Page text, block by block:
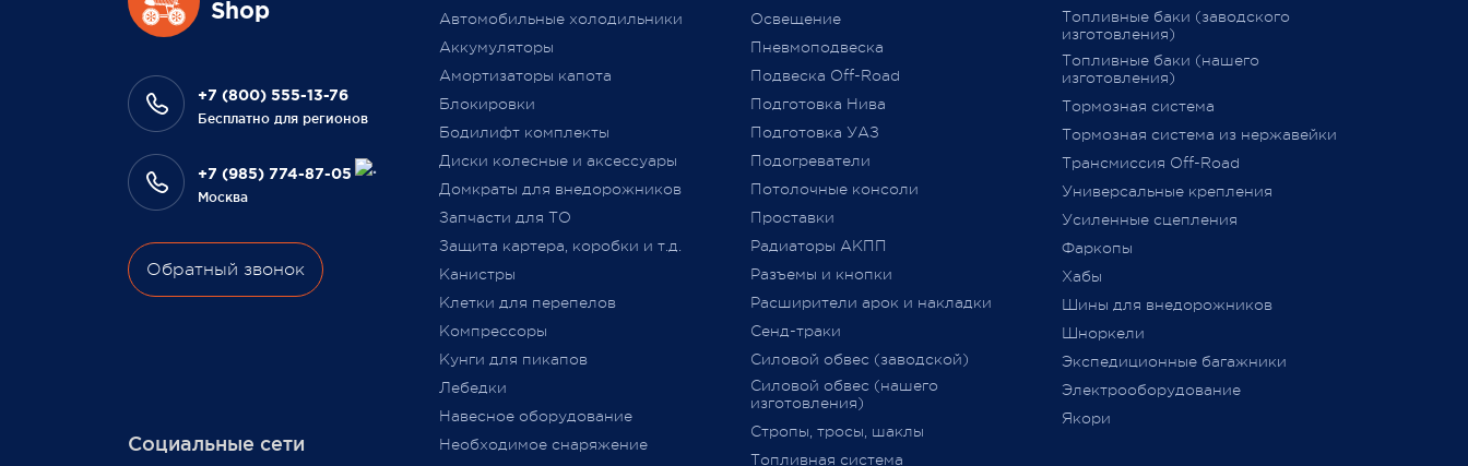
разыграем одну умную колонку
среди наших покупателей,
этого года.
Всегда Ваш, Pajero Shop
3 февраля 2022
что Вы выбираете нас и надежду
на дальнейшее плодотворное
сотрудничество.
Ваш Pajero Shop.
9 июля 2021
технического регламента
Таможенного союза (
018/2011) «О безопасности
колесных транспортных средств»
принятого Решением Комиссии
Таможенного союза от 09.12.2011 г.
№ 877 (с изменениями)
«Одобрение Типа Транспортного
Средства
далее –
После прохождения всех
испытаний и проверок на
соответствие требований
018/2011, аккредитованным
органом сертификации
оформляетсяОТТС
определённую марку и модель,
График последних отправок "ПЭК"
15 декабря 2020
Shop
+7 (800) 555-13-76
Бесплатно для регионов
+7 (985) 774-87-05
Москва
Обратный звонок
Социальные сети
Автомобильные холодильники
Аккумуляторы
Амортизаторы капота
Блокировки
Бодилифт комплекты
Диски колесные и аксессуары
Домкраты для внедорожников
Запчасти для ТО
Защита картера, коробки и т.д.
Канистры
Клетки для перепелов
Компрессоры
Кунги для пикапов
Лебедки
Навесное оборудование
Необходимое снаряжение
Освещение
Пневмоподвеска
Подвеска Off-Road
Подготовка Нива
Подготовка УАЗ
Подогреватели
Потолочные консоли
Проставки
Радиаторы АКПП
Разъемы и кнопки
Расширители арок и накладки
Сенд-траки
Силовой обвес (заводской)
Силовой обвес (нашего
изготовления)
Стропы, тросы, шаклы
Топливная система
Топливные баки (заводского
изготовления)
Топливные баки (нашего
изготовления)
Тормозная система
Тормозная система из нержавейки
Трансмиссия Off-Road
Универсальные крепления
Усиленные сцепления
Фаркопы
Хабы
Шины для внедорожников
Шноркели
Экспедиционные багажники
Электрооборудование
Якори